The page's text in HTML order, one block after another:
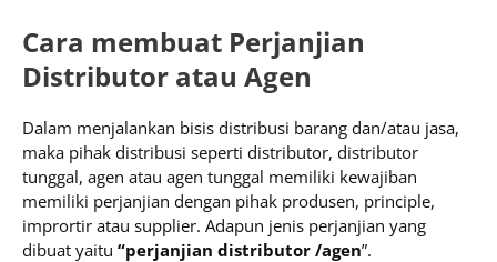
Cara membuat Perjanjian
Distributor atau Agen
Dalam menjalankan bisis distribusi barang dan/atau jasa,
maka pihak distribusi seperti distributor, distributor
tunggal, agen atau agen tunggal memiliki kewajiban
memiliki perjanjian dengan pihak produsen, principle,
imprortir atau supplier. Adapun jenis perjanjian yang
dibuat yaitu “perjanjian distributor /agen”.